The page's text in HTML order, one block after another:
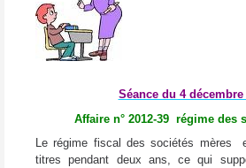
Séance du 4 décembre
Affaire n° 2012-39 régime des
Le régime fiscal des sociétés mères
titres pendant deux ans, ce qui